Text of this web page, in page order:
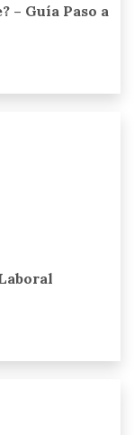
– Guía Paso a